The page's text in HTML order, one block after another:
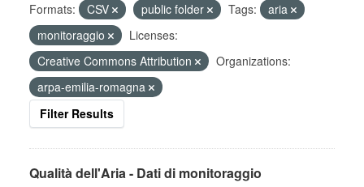
Formats: CSV public folder Tags:
aria
monitoraggio
Licenses:
Creative Commons Attribution
Organizations:
arpa-emilia-romagna
Filter Results
Qualità dell'Aria - Dati di monitoraggio